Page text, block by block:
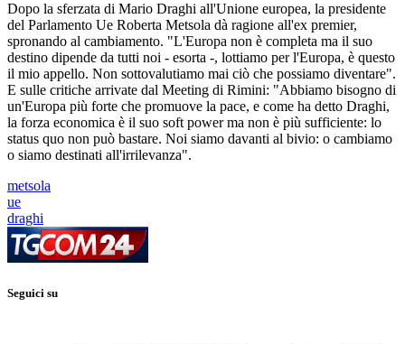
Dopo la sferzata di Mario Draghi all'Unione europea, la presidente
del Parlamento Ue Roberta Metsola dà ragione all'ex premier,
spronando al cambiamento. "L'Europa non è completa ma il suo
destino dipende da tutti noi - esorta -, lottiamo per l'Europa, è questo
il mio appello. Non sottovalutiamo mai ciò che possiamo diventare".
E sulle critiche arrivate dal Meeting di Rimini: "Abbiamo bisogno di
un'Europa più forte che promuove la pace, e come ha detto Draghi,
la forza economica è il suo soft power ma non è più sufficiente: lo
status quo non può bastare. Noi siamo davanti al bivio: o cambiamo
o siamo destinati all'irrilevanza".
metsola
ue
draghi
Seguici su